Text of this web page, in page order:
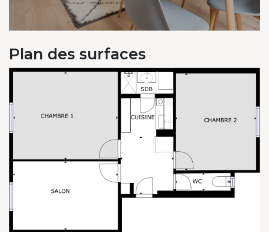
Plan des surfaces